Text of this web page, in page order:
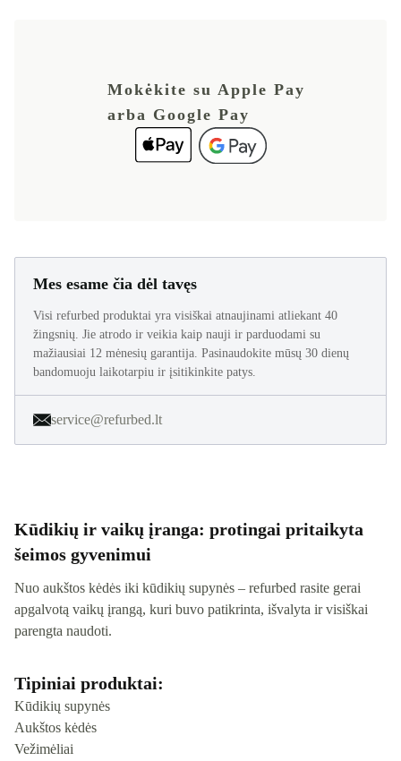
Mokėkite su Apple Pay
arba Google Pay
Mes esame čia dėl tavęs
Visi refurbed produktai yra visiškai atnaujinami atliekant 40
žingsnių. Jie atrodo ir veikia kaip nauji ir parduodami su
mažiausiai 12 mėnesių garantija. Pasinaudokite mūsų 30 dienų
bandomuoju laikotarpiu ir įsitikinkite patys.
service@refurbed.lt
Kūdikių ir vaikų įranga: protingai pritaikyta
šeimos gyvenimui
Nuo aukštos kėdės iki kūdikių supynės – refurbed rasite gerai
apgalvotą vaikų įrangą, kuri buvo patikrinta, išvalyta ir visiškai
parengta naudoti.
Tipiniai produktai:
Kūdikių supynės
Aukštos kėdės
Vežimėliai